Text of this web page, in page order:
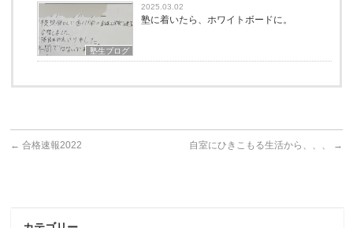
塾生ブログ
2025.03.02
塾に着いたら、ホワイトボードに。
← 合格速報2022 自室にひきこもる生活から、、、 →